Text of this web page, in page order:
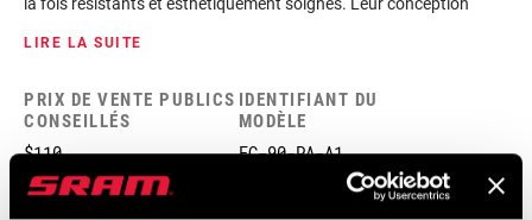
unique en aluminium forgé assure robustesse et fiabilité sans
compatibles avec notre Gap Cap, pour une esthétique épurée et
intégrée.
LIRE LA SUITE
PRIX DE VENTE PUBLICS
CONSEILLÉS
$110
IDENTIFIANT DU
MODÈLE
FC-90-PA-A1